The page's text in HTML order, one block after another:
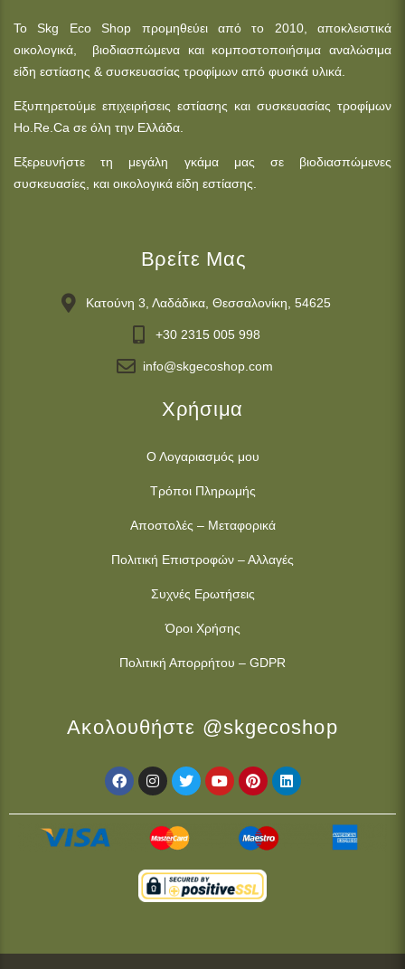
Το Skg Eco Shop προμηθεύει από το 2010, αποκλειστικά
οικολογικά, βιοδιασπώμενα και κομποστοποιήσιμα αναλώσιμα
είδη εστίασης & συσκευασίας τροφίμων από φυσικά υλικά.
Εξυπηρετούμε επιχειρήσεις εστίασης και συσκευασίας τροφίμων
Ho.Re.Ca σε όλη την Ελλάδα.
Εξερευνήστε τη μεγάλη γκάμα μας σε βιοδιασπώμενες
συσκευασίες, και οικολογικά είδη εστίασης.
Βρείτε Μας
Κατούνη 3, Λαδάδικα, Θεσσαλονίκη, 54625
+30 2315 005 998
info@skgecoshop.com
Χρήσιμα
Ο Λογαριασμός μου
Τρόποι Πληρωμής
Αποστολές – Μεταφορικά
Πολιτική Επιστροφών – Αλλαγές
Συχνές Ερωτήσεις
Όροι Χρήσης
Πολιτική Απορρήτου – GDPR
Ακολουθήστε @skgecoshop